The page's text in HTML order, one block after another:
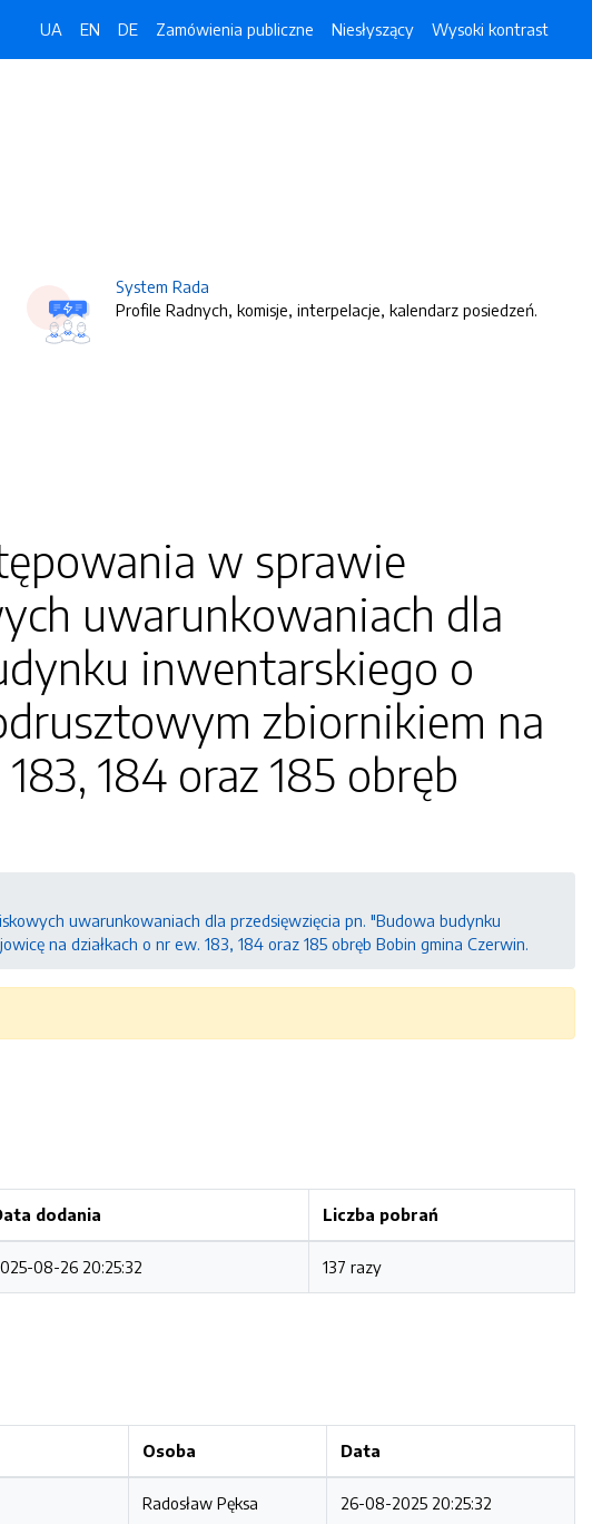
UA EN DE Zamówienia publiczne Niesłyszący Wysoki kontrast
System Rada
Profile Radnych, komisje, interpelacje, kalendarz posiedzeń.
w sprawie
uwarunkowaniach dla
inwentarskiego o
zbiornikiem na
184 oraz 185 obręb
uwarunkowaniach dla przedsięwzięcia pn. "Budowa budynku
na działkach o nr ew. 183, 184 oraz 185 obręb Bobin gmina Czerwin.
dodania Liczba pobrań
08-26 20:25:32 137 razy
Osoba Data
Radosław Pęksa 26-08-2025 20:25:32